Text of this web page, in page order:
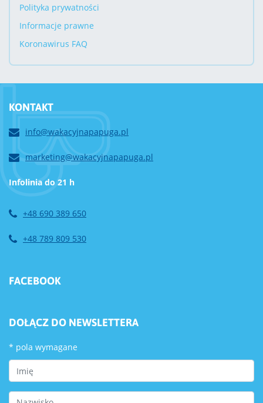
Polityka prywatności
Informacje prawne
Koronawirus FAQ
KONTAKT
info@wakacyjnapapuga.pl
marketing@wakacyjnapapuga.pl
Infolinia do 21 h
+48 690 389 650
+48 789 809 530
FACEBOOK
DOŁĄCZ DO NEWSLETTERA
* pola wymagane
First Name
Last Name